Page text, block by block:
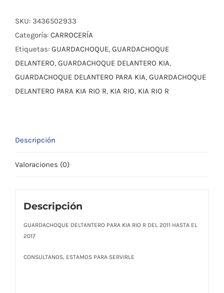
KIA
RIO
R
DEL
2011
HASTA
SKU: 3436502933
Categoría: CARROCERÍA
Etiquetas: GUARDACHOQUE, GUARDACHOQUE
DELANTERO, GUARDACHOQUE DELANTERO KIA,
GUARDACHOQUE DELANTERO PARA KIA, GUARDACHOQUE
DELANTERO PARA KIA RIO R, KIA RIO, KIA RIO R
Descripción
Valoraciones (0)
Descripción
GUARDACHOQUE DELTANTERO PARA KIA RIO R DEL 2011 HASTA EL
2017
CONSULTANOS, ESTAMOS PARA SERVIRLE